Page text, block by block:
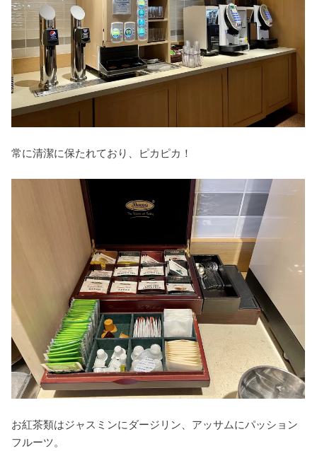
常に清潔に保たれており、ピカピカ！
お紅茶類はジャスミンにダージリン、アッサムにパッション
フルーツ。